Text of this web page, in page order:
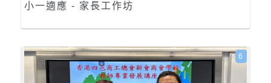
小一適應 - 家長工作坊
6